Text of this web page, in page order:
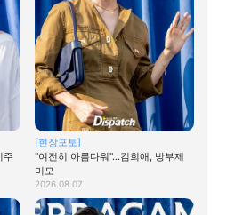
주
[현장포토]
"여전히 아름다워"…김희애, 방부제
미모
2026.08.07